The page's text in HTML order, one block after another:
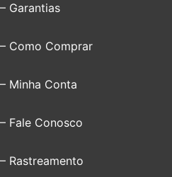
– Garantias
– Como Comprar
– Minha Conta
– Fale Conosco
– Rastreamento